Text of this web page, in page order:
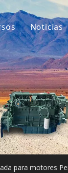
más
Noticias
para motores